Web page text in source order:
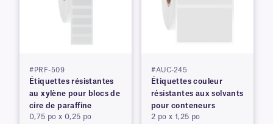
#PRF-509
Étiquettes résistantes
au xylène pour blocs de
cire de paraffine
0,75 po x 0,25 po
#AUC-245
Étiquettes couleur
résistantes aux solvants
pour conteneurs
2 po x 1,25 po